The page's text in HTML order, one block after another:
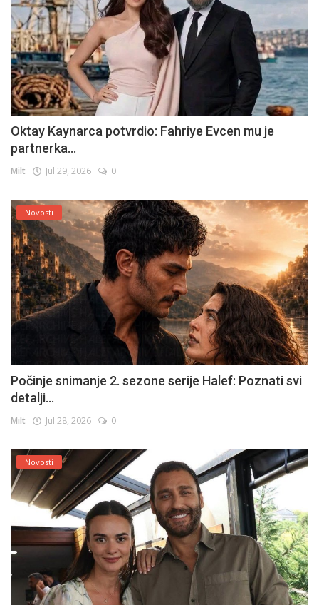
Oktay Kaynarca potvrdio: Fahriye Evcen mu je
partnerka...
Milt Jul 29, 2026 0
Novosti
Počinje snimanje 2. sezone serije Halef: Poznati svi
detalji...
Milt Jul 28, 2026 0
Novosti